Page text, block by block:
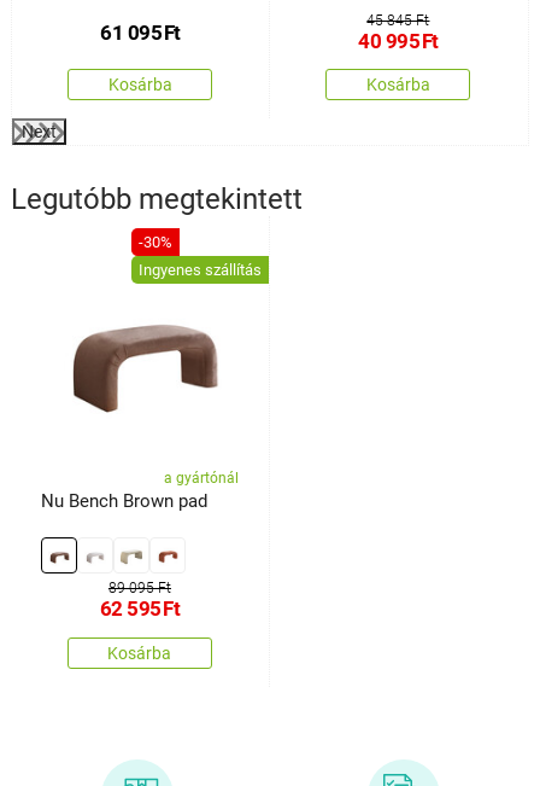
61 095Ft
Kosárba
45 845 Ft
40 995Ft
Kosárba
Next
Legutóbb megtekintett
-30%
Ingyenes szállítás
a gyártónál
Nu Bench Brown pad
89 095 Ft
62 595Ft
Kosárba